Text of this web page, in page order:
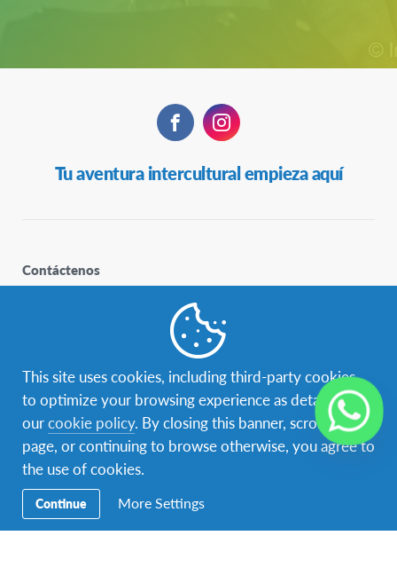
FacebookInstagram
NavegaciónTu aventura intercultural empieza aquí
Contáctenos
llámenos al +51 976 359 635 o escribanos al +51 999 850
También puedes visitarnos enAv. Javier Prado Este 596 Of.
302. San Isidro – Lima – Perú
AFS apoya los Objetivos Mundiales de las Naciones
Unidas
Acerca de AFS
AFS es una organización internacional, voluntaria, no
This site uses cookies, including third-party cookies,
to optimize your browsing experience as detailed in
ourcookie policy. By closing this banner, scrolling this
page, or continuing to browse otherwise, you agree to
the use of cookies.
Continue More Settings